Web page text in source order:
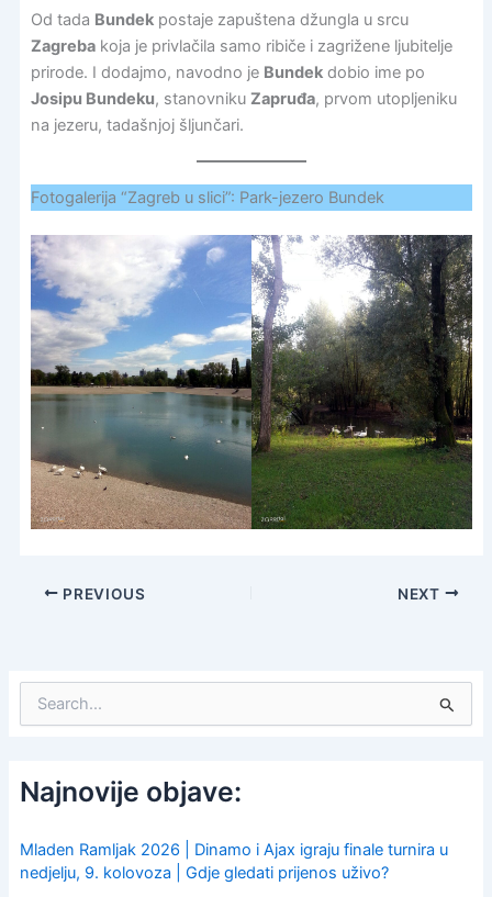
Od tada Bundekpostaje zapuštena džungla u srcu
Zagrebakoja je privlačila samo ribiče i zagrižene ljubitelje
prirode. I dodajmo, navodno je Bundekdobio ime po
Josipu Bundeku, stanovniku Zapruđa, prvom utopljeniku
na jezeru, tadašnjoj šljunčari.
Fotogalerija “Zagreb u slici”: Park-jezero Bundek
PREVIOUS NEXT
c
h
o
r
Najnovije objave:
Mladen Ramljak 2026 | Dinamo i Ajax igraju finale turnira u
nedjelju, 9. kolovoza | Gdje gledati prijenos uživo?